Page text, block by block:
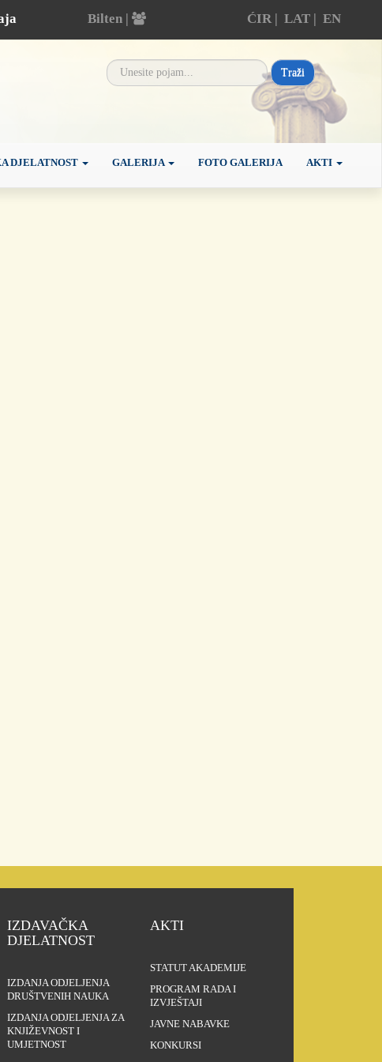
Bilten | ĆIR | LAT| EN
Traži
DJELATNOST GALERIJA FOTO GALERIJA AKTI
IZDAVAČKA
DJELATNOST
IZDANJA ODJELJENJA
DRUŠTVENIH NAUKA
IZDANJA ODJELJENJA ZA
KNJIŽEVNOST I
UMJETNOST
AKTI
STATUT AKADEMIJE
PROGRAM RADA I
IZVJEŠTAJI
JAVNE NABAVKE
KONKURSI